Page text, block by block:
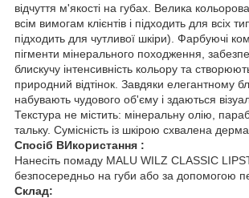
відчуття м'якості на губах. Велика
всім вимогам клієнтів і підходить для всіх
підходить для чутливої ​​шкіри). Фарбуючі
пігменти мінерального походження,
блискучу інтенсивність кольору та
природний відтінок. Завдяки елегантному
набувають чудового об'єму і здаються
Текстура не містить: мінеральну олію,
тальку. Сумісність із шкірою схвалена
Спосіб ВИкористання :
Нанесіть помаду MALU WILZ CLASSIC
безпосередньо на губи або за допомогою
Склад: